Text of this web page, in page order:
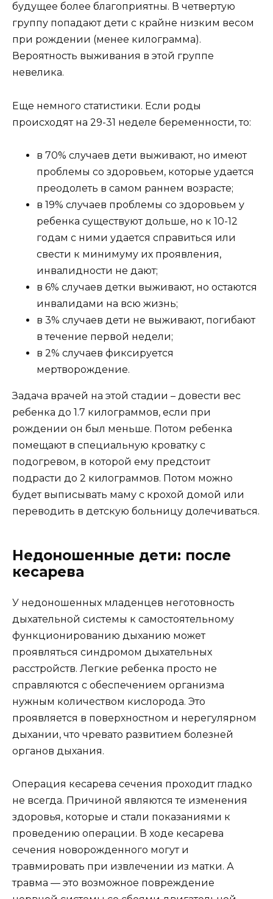
будущее более благоприятны. В четвертую
группу попадают дети с крайне низким весом
при рождении (менее килограмма).
Вероятность выживания в этой группе
невелика.
Еще немного статистики. Если роды
происходят на 29-31 неделе беременности, то:
в 70% случаев дети выживают, но имеют
проблемы со здоровьем, которые удается
преодолеть в самом раннем возрасте;
в 19% случаев проблемы со здоровьем у
ребенка существуют дольше, но к 10-12
годам с ними удается справиться или
свести к минимуму их проявления,
инвалидности не дают;
в 6% случаев детки выживают, но остаются
инвалидами на всю жизнь;
в 3% случаев дети не выживают, погибают
в течение первой недели;
в 2% случаев фиксируется
мертворождение.
Задача врачей на этой стадии – довести вес
ребенка до 1.7 килограммов, если при
рождении он был меньше. Потом ребенка
помещают в специальную кроватку с
подогревом, в которой ему предстоит
подрасти до 2 килограммов. Потом можно
будет выписывать маму с крохой домой или
переводить в детскую больницу долечиваться.
Недоношенные дети: после
кесарева
У недоношенных младенцев неготовность
дыхательной системы к самостоятельному
функционированию дыханию может
проявляться синдромом дыхательных
расстройств. Легкие ребенка просто не
справляются с обеспечением организма
нужным количеством кислорода. Это
проявляется в поверхностном и нерегулярном
дыхании, что чревато развитием болезней
органов дыхания.
Операция кесарева сечения проходит гладко
не всегда. Причиной являются те изменения
здоровья, которые и стали показаниями к
проведению операции. В ходе кесарева
сечения новорожденного могут и
травмировать при извлечении из матки. А
травма — это возможное повреждение